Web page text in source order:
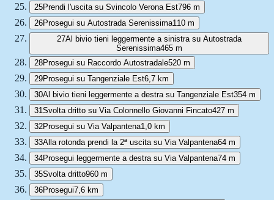
25Prendi l'uscita su Svincolo Verona Est796 m
26Prosegui su Autostrada Serenissima110 m
27Al bivio tieni leggermente a sinistra su Autostrada
Serenissima465 m
28Prosegui su Raccordo Autostradale520 m
29Prosegui su Tangenziale Est6,7 km
30Al bivio tieni leggermente a destra su Tangenziale Est354 m
31Svolta dritto su Via Colonnello Giovanni Fincato427 m
32Prosegui su Via Valpantena1,0 km
33Alla rotonda prendi la 2ª uscita su Via Valpantena64 m
34Prosegui leggermente a destra su Via Valpantena74 m
35Svolta dritto960 m
36Prosegui7,6 km